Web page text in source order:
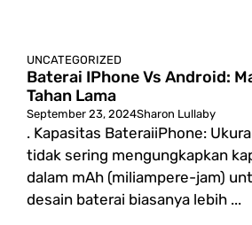
UNCATEGORIZED
Baterai IPhone Vs Android:
Tahan Lama
September 23, 2024Sharon Lullaby
. Kapasitas BateraiiPhone:
tidak sering mengungkapkan
dalam mAh (miliampere-jam)
desain baterai biasanya lebih ...